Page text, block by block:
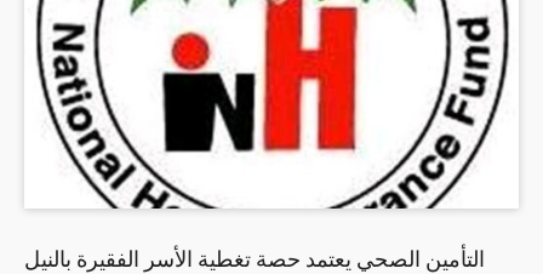
التأمين الصحي يعتمد حصة تغطية الأسر الفقيرة بالنيل